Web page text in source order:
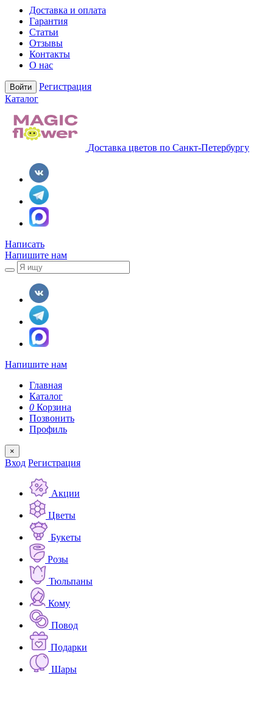
Доставка и оплата
Гарантия
Статьи
Отзывы
Контакты
О нас
Войти
Регистрация
Каталог
Доставка цветов по Санкт-Петербургу
Написать
Напишите нам
Напишите нам
Главная
Каталог
0 Корзина
Позвонить
Профиль
×
Вход Регистрация
Акции
Цветы
Букеты
Розы
Тюльпаны
Кому
Повод
Подарки
Шары